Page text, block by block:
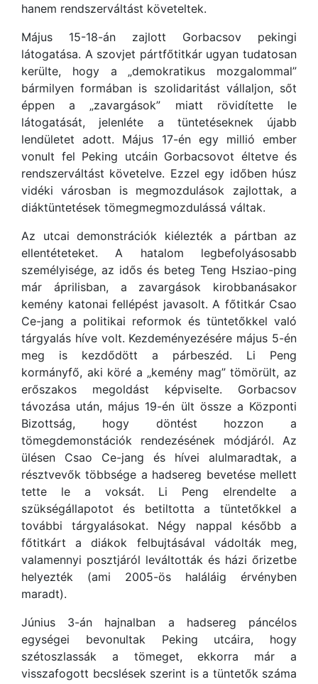
hanem rendszerváltást követeltek.
Május 15-18-án zajlott Gorbacsov pekingi
látogatása. A szovjet pártfőtitkár ugyan tudatosan
kerülte, hogy a „demokratikus mozgalommal”
bármilyen formában is szolidaritást vállaljon, sőt
éppen a „zavargások” miatt rövidítette le
látogatását, jelenléte a tüntetéseknek újabb
lendületet adott. Május 17-én egy millió ember
vonult fel Peking utcáin Gorbacsovot éltetve és
rendszerváltást követelve. Ezzel egy időben húsz
vidéki városban is megmozdulások zajlottak, a
diáktüntetések tömegmegmozdulássá váltak.
Az utcai demonstrációk kiélezték a pártban az
ellentéteteket. A hatalom legbefolyásosabb
személyisége, az idős és beteg Teng Hsziao-ping
már áprilisban, a zavargások kirobbanásakor
kemény katonai fellépést javasolt. A főtitkár Csao
Ce-jang a politikai reformok és tüntetőkkel való
tárgyalás híve volt. Kezdeményezésére május 5-én
meg is kezdődött a párbeszéd. Li Peng
kormányfő, aki köré a „kemény mag” tömörült, az
erőszakos megoldást képviselte. Gorbacsov
távozása után, május 19-én ült össze a Központi
Bizottság, hogy döntést hozzon a
tömegdemonstációk rendezésének módjáról. Az
ülésen Csao Ce-jang és hívei alulmaradtak, a
résztvevők többsége a hadsereg bevetése mellett
tette le a voksát. Li Peng elrendelte a
szükségállapotot és betiltotta a tüntetőkkel a
további tárgyalásokat. Négy nappal később a
főtitkárt a diákok felbujtásával vádolták meg,
valamennyi posztjáról leváltották és házi őrizetbe
helyezték (ami 2005-ös haláláig érvényben
maradt).
Június 3-án hajnalban a hadsereg páncélos
egységei bevonultak Peking utcáira, hogy
szétoszlassák a tömeget, ekkorra már a
visszafogott becslések szerint is a tüntetők száma